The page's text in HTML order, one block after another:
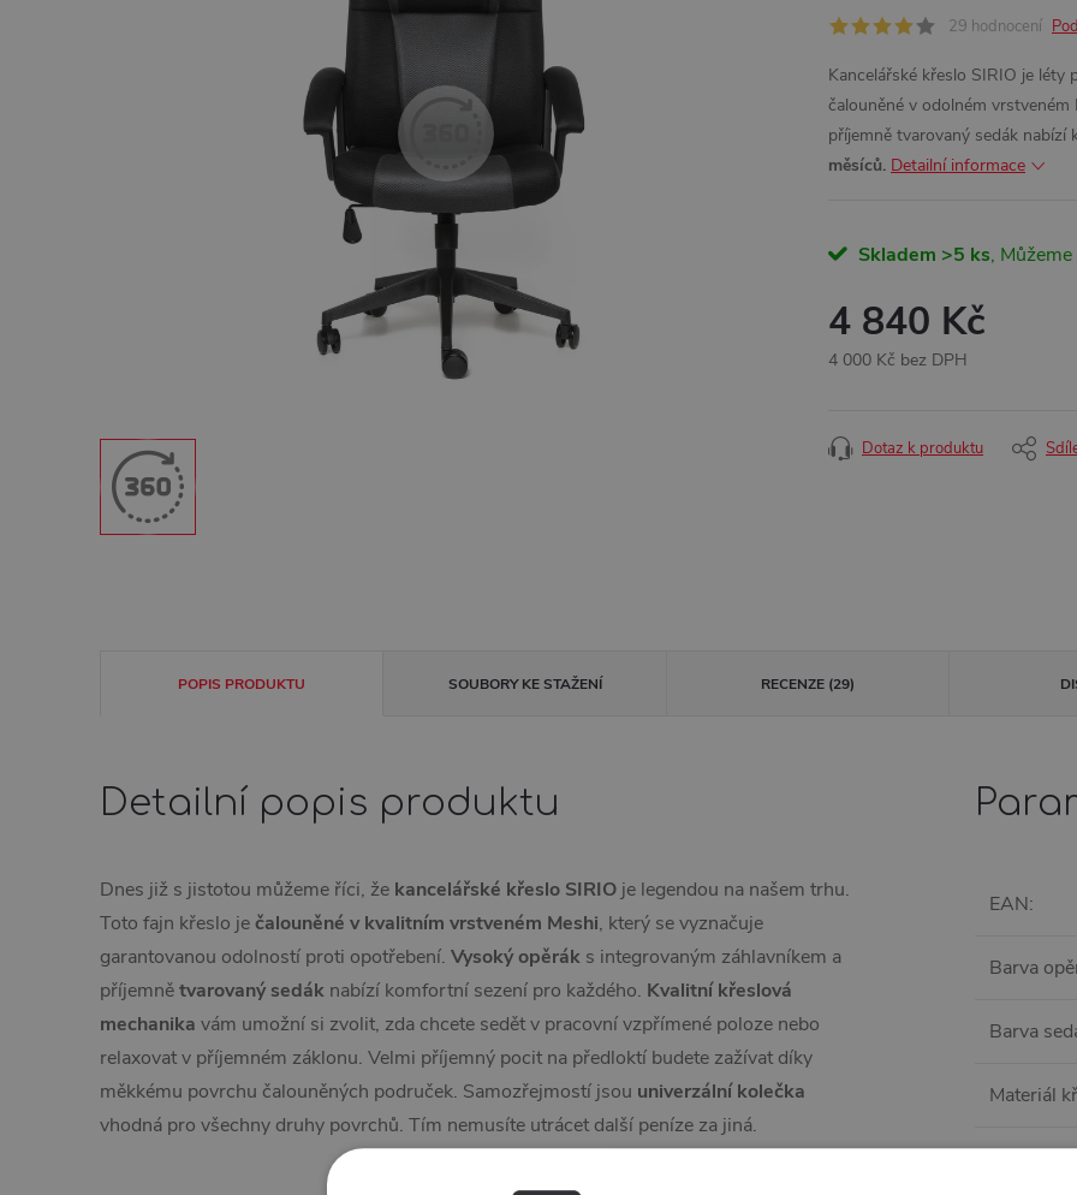
29 hodnocení
Kancelářské křeslo SIRIO je léty
čalouněné v odolném
příjemně tvarovaný sedák
měsíců. Detailní informace
Skladem >5 ks
4 840 Kč
4 000 Kč bez DPH
Dotaz k produktu
POPIS PRODUKTU SOUBORY KE STAŽENÍ RECENZE (29)
Detailní popis produktu
Dnes již s jistotou můžeme říci, že kancelářské křeslo SIRIO je legendou na našem trhu.
Toto fajn křeslo ječalouněné v kvalitním vrstveném Meshi, který se vyznačuje
garantovanou odolností proti opotřebení. Vysoký opěrák s integrovaným záhlavníkem a
příjemnětvarovaný sedák nabízí komfortní sezení pro každého. Kvalitní křeslová
mechanika vám umožní si zvolit, zda chcete sedět v pracovní vzpřímené poloze nebo
relaxovat v příjemném záklonu. Velmi příjemný pocit na předloktí budete zažívat díky
měkkému povrchu čalouněných područek. Samozřejmostí jsou univerzální kolečka
vhodná pro všechny druhy povrchů. Tím nemusíte utrácet další peníze za jiná.
EAN:
Barva
Barva
Materiál
Materiál